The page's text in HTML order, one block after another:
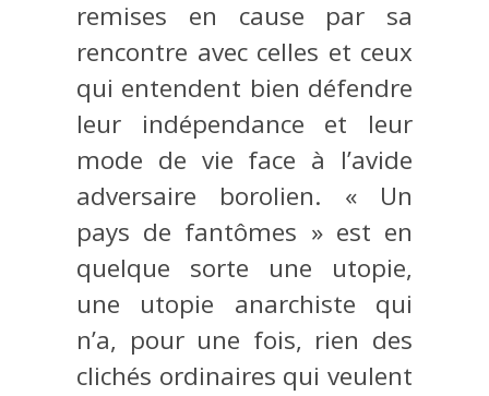
remises en cause par sa
rencontre avec celles et ceux
qui entendent bien défendre
leur indépendance et leur
mode de vie face à l’avide
adversaire borolien. « Un
pays de fantômes » est en
quelque sorte une utopie,
une utopie anarchiste qui
n’a, pour une fois, rien des
clichés ordinaires qui veulent